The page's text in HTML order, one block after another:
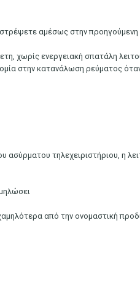
αμέσως στην
χωρίς ενεργειακή σπατάλη
στην κατανάλωση ρεύματος
ασύρματου τηλεχειριστήριου, η
από την ονομαστική